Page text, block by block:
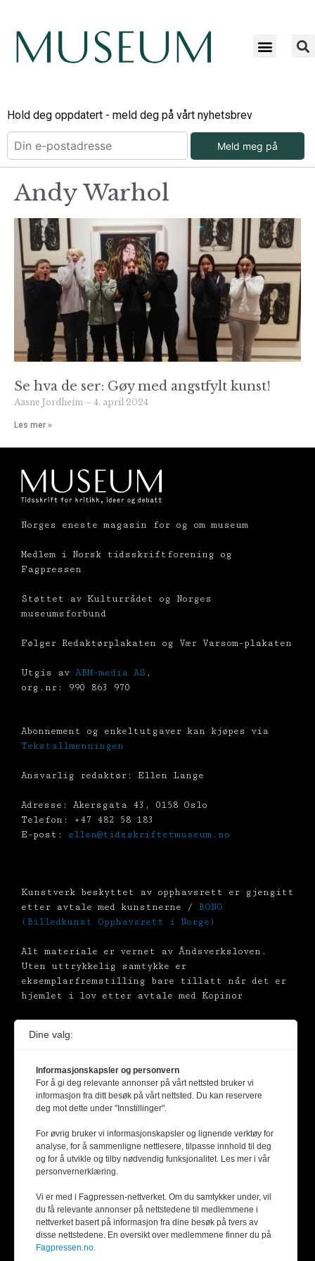
Hold deg oppdatert - meld deg på vårt nyhetsbrev
Meld meg på
Andy Warhol
Se hva de ser: Gøy med angstfylt kunst!
Aasne Jordheim 4. april 2024
Les mer »
Norges eneste magasin for og om museum
Medlem i Norsk tidsskriftforening og
Fagpressen
Støttet av Kulturrådet og Norges
museumsforbund
Følger Redaktørplakaten og Vær Varsom-plakaten
Utgis av ABM-media AS ,
org.nr: 990 863 970
Abonnement og enkeltutgaver kan kjøpes via
Tekstallmenningen
Ansvarlig redaktør: Ellen Lange
Adresse: Akersgata 43, 0158 Oslo
Telefon: +47 482 58 183
E-post: ellen@tidsskriftetmuseum.no
Kunstverk beskyttet av opphavsrett er gjengitt
etter avtale med kunstnerne / BONO
(Billedkunst Opphavsrett i Norge)
Alt materiale er vernet av Åndsverksloven.
Uten uttrykkelig samtykke er
eksemplarfremstilling bare tillatt når det er
hjemlet i lov etter avtale med Kopinor
Dine valg:
Informasjonskapsler og personvern
For å gi deg relevante annonser på vårt nettsted bruker vi
informasjon fra ditt besøk på vårt nettsted. Du kan reservere
deg mot dette under "Innstillinger".
For øvrig bruker vi informasjonskapsler og lignende verktøy for
analyse, for å sammenligne nettlesere, tilpasse innhold til deg
og for å utvikle og tilby nødvendig funksjonalitet. Les mer i vår
personvernerklæring.
Vi er med i Fagpressen-nettverket. Om du samtykker under, vil
du få relevante annonser på nettstedene til medlemmene i
nettverket basert på informasjon fra dine besøk på tvers av
disse nettstedene. En oversikt over medlemmene finner du på
Fagpressen.no.